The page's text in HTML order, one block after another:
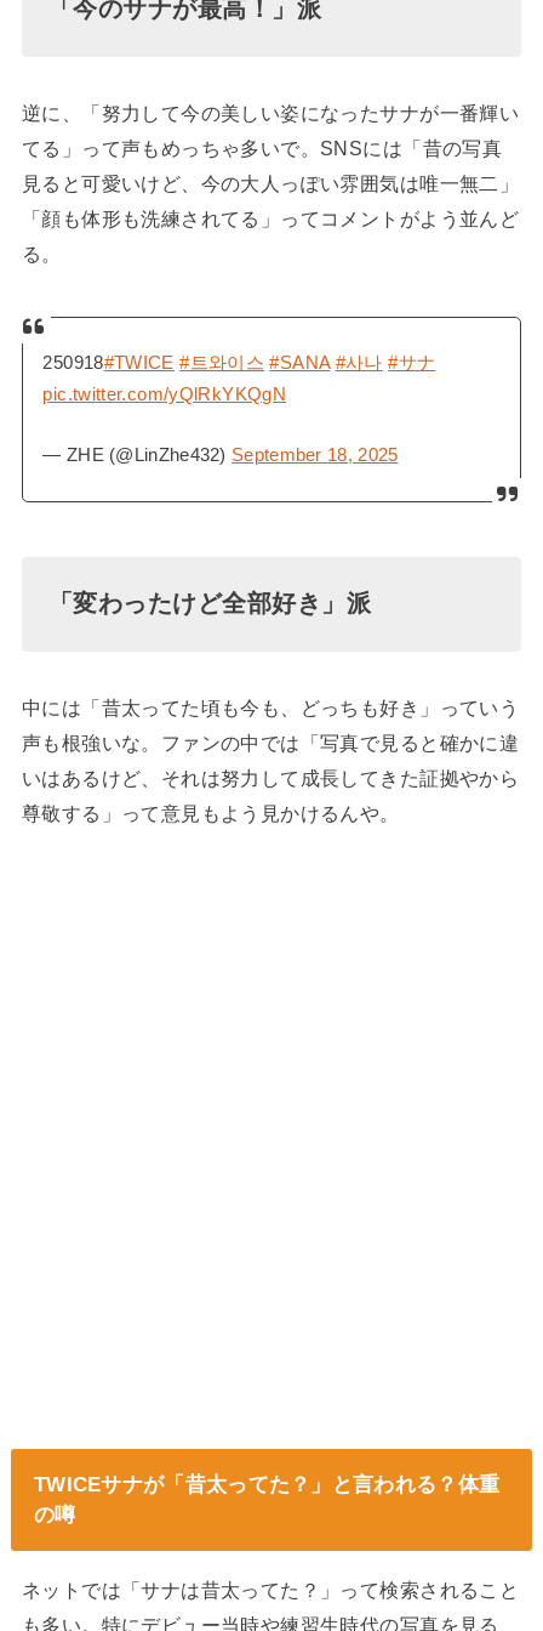
「今のサナが最高！」派
逆に、「努力して今の美しい姿になったサナが一番輝い
てる」って声もめっちゃ多いで。SNSには「昔の写真
見ると可愛いけど、今の大人っぽい雰囲気は唯一無二」
「顔も体形も洗練されてる」ってコメントがよう並んど
る。
250918#TWICE #트와이스 #SANA #사나 #サナ
pic.twitter.com/yQlRkYKQgN
— ZHE (@LinZhe432) September 18, 2025
「変わったけど全部好き」派
中には「昔太ってた頃も今も、どっちも好き」っていう
声も根強いな。ファンの中では「写真で見ると確かに違
いはあるけど、それは努力して成長してきた証拠やから
尊敬する」って意見もよう見かけるんや。
TWICEサナが「昔太ってた？」と言われる？体重
の噂
ネットでは「サナは昔太ってた？」って検索されること
も多い。特にデビュー当時や練習生時代の写真を見る